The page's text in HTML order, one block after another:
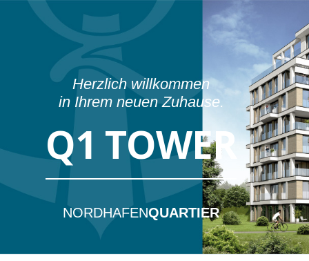
Springe zum Inhalt
Herzlich willkommen
in Ihrem neuen Zuhause.
Q1 TOWER
NORDHAFENQUARTIER